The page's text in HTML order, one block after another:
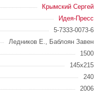
Крымский Сергей
Идея-Пресс
5-7333-0073-6
Ледников Е., Баблоян Завен
1500
145x215
240
2006